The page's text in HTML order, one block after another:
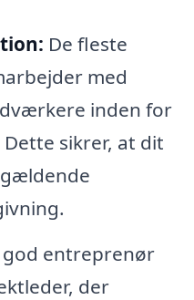
De fleste
med
inden for
Dette sikrer, at dit
god entreprenør
der